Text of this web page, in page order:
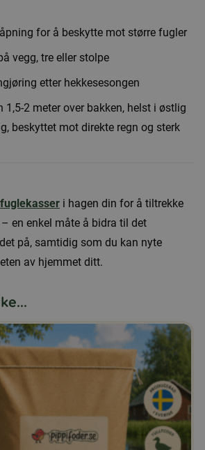
for å beskytte mot større fugler
vegg, tre eller stolpe
etter hekkesesongen
1,5-2 meter over bakken, helst i østlig
beskyttet mot direkte regn og sterk
fuglekasser i hagen din for å tiltrekke
en enkel måte å bidra til det
på, samtidig som du kan nyte
av hjemmet ditt.